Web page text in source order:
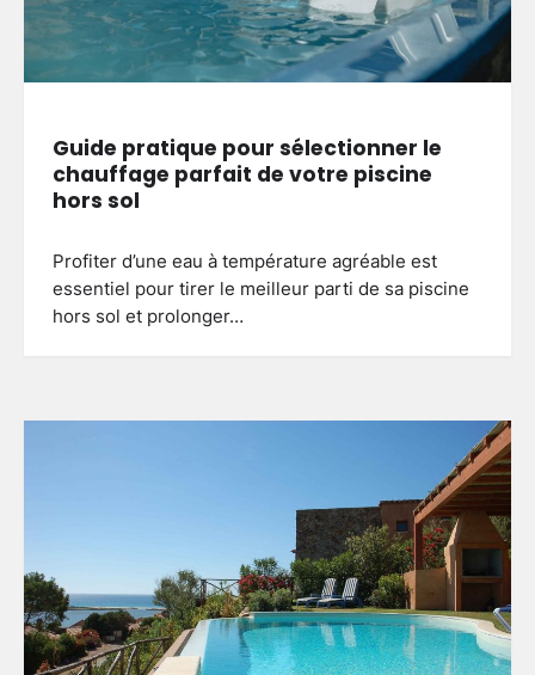
Guide pratique pour sélectionner le
chauffage parfait de votre piscine
hors sol
Profiter d’une eau à température agréable est
essentiel pour tirer le meilleur parti de sa piscine
hors sol et prolonger…